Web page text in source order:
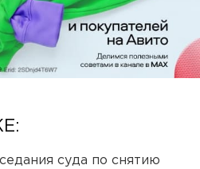
суда по снятию